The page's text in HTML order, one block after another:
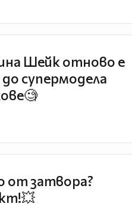
Шейк отново е
супермодела
от затвора?